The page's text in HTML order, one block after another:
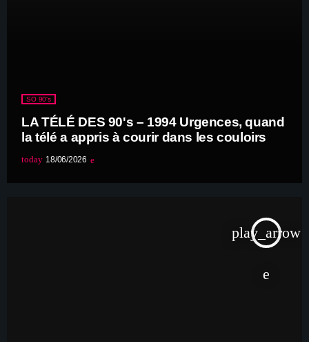
SO 90's
LA TÉLÉ DES 90's – 1994 Urgences, quand
la télé a appris à courir dans les couloirs
today 18/06/2026
play_arrow